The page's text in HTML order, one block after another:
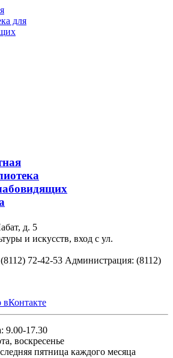
д. 5
и искусств, вход с ул.
72-42-53 Администрация: (8112)
вКонтакте
9.00-17.30
воскресенье
пятница каждого месяца